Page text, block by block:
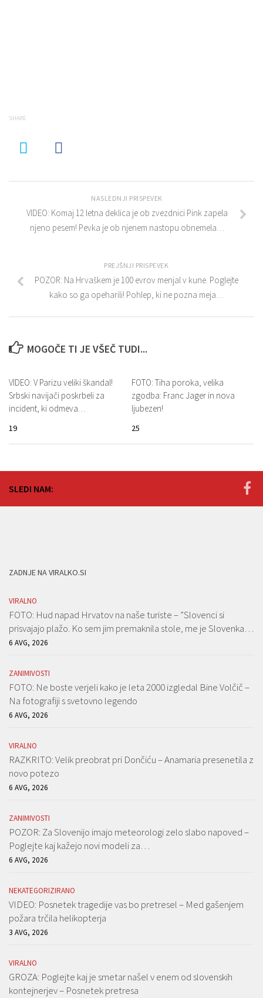
SHARE
NASLEDNJI PRISPEVEK
VIDEO: Komaj 12 letna deklica je ob zvezdnici Pink zapela
njeno pesem! Pevka je ob njenem nastopu obnemela…
PREJŠNJI PRISPEVEK
POZOR: Na Hrvaškem je 100 evrov menjal v kune. Poglejte
kako so ga opeharili! Pohlep, ki ne pozna meja…
MOGOČE TI JE VŠEČ TUDI...
VIDEO: V Parizu veliki škandal!
Srbski navijači poskrbeli za
incident, ki odmeva…
19
FOTO: Tiha poroka, velika
zgodba: Franc Jager in nova
ljubezen!
25
SLEDI NAM:
ZADNJE NA VIRALKO.SI
VIRALNO
FOTO: Hud napad Hrvatov na naše turiste – ”Slovenci si
prisvajajo plažo. Ko sem jim premaknila stole, me je Slovenka…
6 AVG, 2026
ZANIMIVOSTI
FOTO: Ne boste verjeli kako je leta 2000 izgledal Bine Volčič –
Na fotografiji s svetovno legendo
6 AVG, 2026
VIRALNO
RAZKRITO: Velik preobrat pri Dončiću – Anamaria presenetila z
novo potezo
6 AVG, 2026
ZANIMIVOSTI
POZOR: Za Slovenijo imajo meteorologi zelo slabo napoved –
Poglejte kaj kažejo novi modeli za…
6 AVG, 2026
NEKATEGORIZIRANO
VIDEO: Posnetek tragedije vas bo pretresel – Med gašenjem
požara trčila helikopterja
3 AVG, 2026
VIRALNO
GROZA: Poglejte kaj je smetar našel v enem od slovenskih
kontejnerjev – Posnetek pretresa